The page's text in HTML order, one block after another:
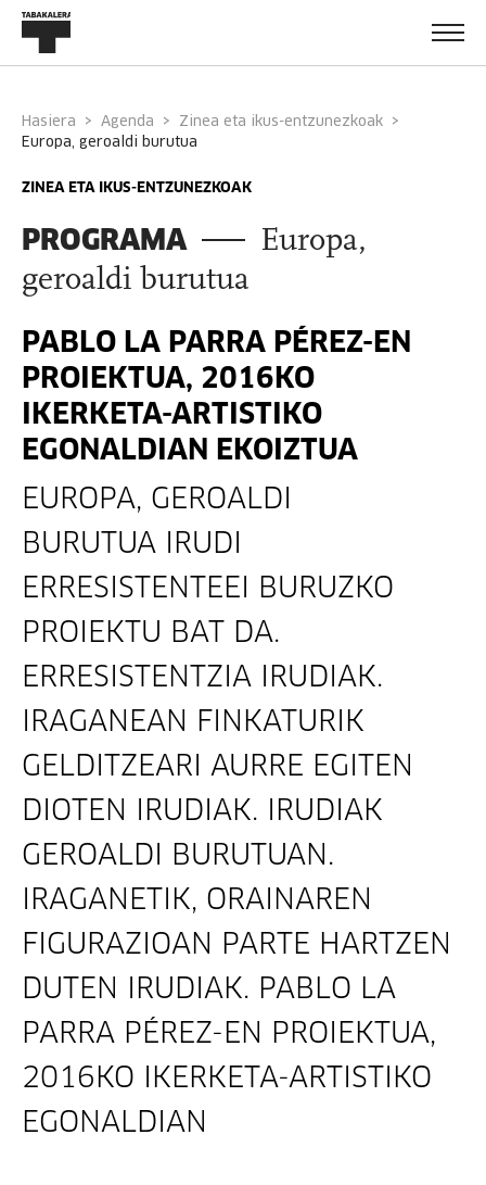
Hasiera Agenda
Zinea eta ikus-entzunezkoak
europa, geroaldi burutua
ZINEA ETA IKUS-ENTZUNEZKOAK
PROGRAMA
Europa,
geroaldi burutua
PABLO LA PARRA PÉREZ-EN
PROIEKTUA, 2016KO
IKERKETA-ARTISTIKO
EGONALDIAN EKOIZTUA
EUROPA, GEROALDI
BURUTUA IRUDI
ERRESISTENTEEI BURUZKO
PROIEKTU BAT DA.
ERRESISTENTZIA IRUDIAK.
IRAGANEAN FINKATURIK
GELDITZEARI AURRE EGITEN
DIOTEN IRUDIAK. IRUDIAK
GEROALDI BURUTUAN.
IRAGANETIK, ORAINAREN
FIGURAZIOAN PARTE HARTZEN
DUTEN IRUDIAK. PABLO LA
PARRA PÉREZ-EN PROIEKTUA,
2016KO IKERKETA-ARTISTIKO
EGONALDIAN